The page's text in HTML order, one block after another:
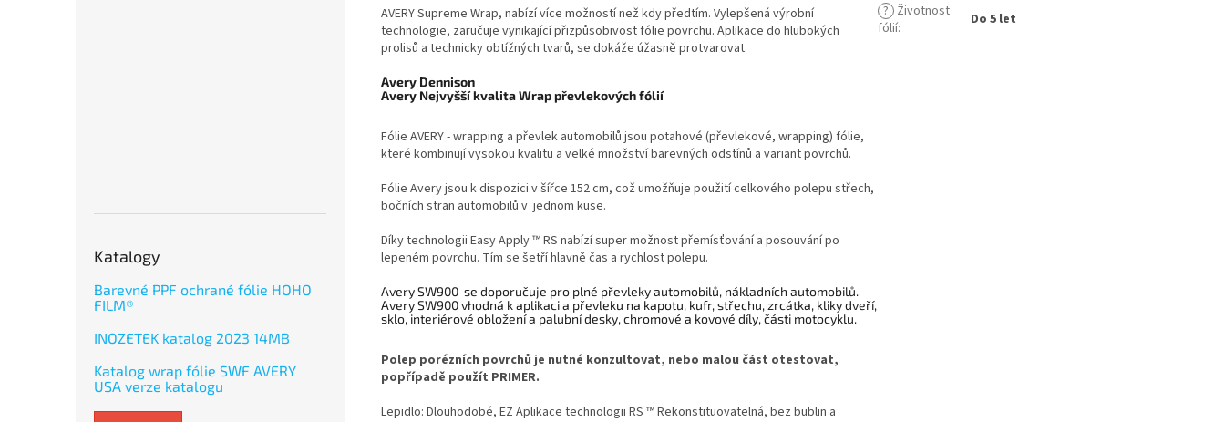
Katalogy
Barevné PPF ochrané fólie HOHO
FILM®
INOZETEK katalog 2023 14MB
Katalog wrap fólie SWF AVERY
USA verze katalogu
AVERY Supreme Wrap, nabízí více možností než kdy předtím. Vylepšená výrobní
technologie, zaručuje vynikající přizpůsobivost fólie povrchu. Aplikace do hlubokých
prolisů a technicky obtížných tvarů, se dokáže úžasně protvarovat.
Avery Dennison
Avery Nejvyšší kvalita Wrap převlekových fólií
Fólie AVERY - wrapping a převlek automobilů jsou potahové (převlekové, wrapping) fólie,
které kombinují vysokou kvalitu a velké množství barevných odstínů a variant povrchů.
Fólie Avery jsou k dispozici v šířce 152 cm, což umožňuje použití celkového polepu střech,
bočních stran automobilů v jednom kuse.
Díky technologii Easy Apply ™ RS nabízí super možnost přemísťování a posouvání po
lepeném povrchu. Tím se šetří hlavně čas a rychlost polepu.
Avery SW900 se doporučuje pro plné převleky automobilů, nákladních automobilů.
Avery SW900 vhodná k aplikaci a převleku na kapotu, kufr, střechu, zrcátka, kliky dveří,
sklo, interiérové ​​obložení a palubní desky, chromové a kovové díly, části motocyklu.
Polep porézních povrchů je nutné konzultovat, nebo malou část otestovat,
popřípadě použít PRIMER.
Lepidlo: Dlouhodobé, EZ Aplikace technologii RS ™ Rekonstituovatelná, bez bublin a
? Životnost
fólií: Do 5 let